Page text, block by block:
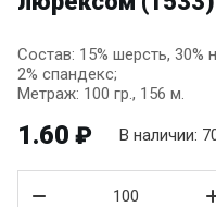
Состав: 15% шерсть, 30%
2% спандекс;
Метраж: 100 гр., 156 м.
1.60 ₽ В наличии: